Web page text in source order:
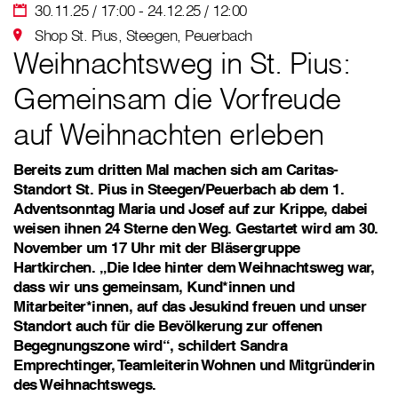
30.11.25 / 17:00 - 24.12.25 / 12:00
Shop St. Pius, Steegen, Peuerbach
Weihnachtsweg in St. Pius:
Gemeinsam die Vorfreude
auf Weihnachten erleben
Bereits zum dritten Mal machen sich am Caritas-
Standort St. Pius in Steegen/Peuerbach ab dem 1.
Adventsonntag Maria und Josef auf zur Krippe, dabei
weisen ihnen 24 Sterne den Weg. Gestartet wird am 30.
November um 17 Uhr mit der Bläsergruppe
Hartkirchen. „Die Idee hinter dem Weihnachtsweg war,
dass wir uns gemeinsam, Kund*innen und
Mitarbeiter*innen, auf das Jesukind freuen und unser
Standort auch für die Bevölkerung zur offenen
Begegnungszone wird“, schildert Sandra
Emprechtinger, Teamleiterin Wohnen und Mitgründerin
des Weihnachtswegs.